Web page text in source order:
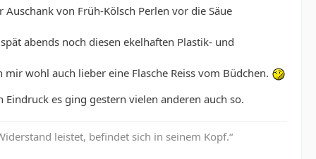
von Früh-Kölsch Perlen vor die Säue
abends noch diesen ekelhaften Plastik- und
wohl auch lieber eine Flasche Reiss vom Büdchen.
es ging gestern vielen anderen auch so.
leistet, befindet sich in seinem Kopf.“